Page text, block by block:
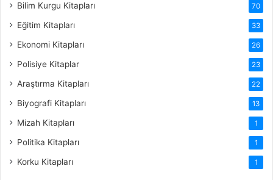
Bilim Kurgu Kitapları 70
Eğitim Kitapları 33
Ekonomi Kitapları 26
Polisiye Kitaplar 23
Araştırma Kitapları 22
Biyografi Kitapları 13
Mizah Kitapları 1
Politika Kitapları 1
Korku Kitapları 1